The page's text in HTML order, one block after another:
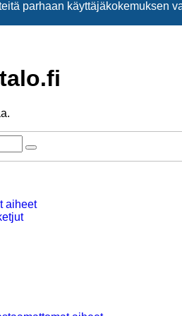
parhaan käyttäjäkokemuksen
Etsi
aiheet